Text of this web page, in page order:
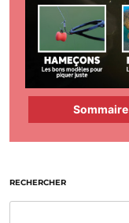
Sommaire
RECHERCHER